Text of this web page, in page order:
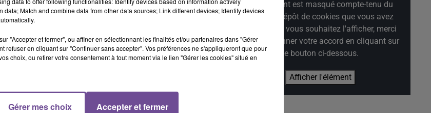
d’alcool par litre de sang. Suite à son
pénale.
Cet élément est masqué compte-tenu du
refus du dépôt de cookies que vous avez
exprimé. Si vous souhaitez l'afficher, merci
de nous donner votre accord en cliquant sur
le bouton ci-dessous.
Afficher l'élément
data; Match and combine data from other data sources; Link different devices; Identify devices
"Accepter et fermer", ou affiner en sélectionnant les finalités et/ou partenaires dans "Gérer
refuser en cliquant sur "Continuer sans accepter". Vos préférences ne s'appliqueront que pour
choix, ou retirer votre consentement à tout moment via le lien "Gérer les cookies" situé en
Gérer mes choix Accepter et fermer